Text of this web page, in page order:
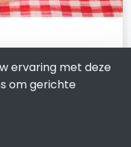
rustig
plek
ervaring met deze
om gerichte